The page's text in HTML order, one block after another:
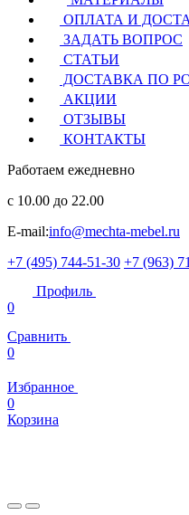
ОПЛАТА И
ЗАДАТЬ ВОПРОС
СТАТЬИ
ДОСТАВКА ПО
АКЦИИ
ОТЗЫВЫ
КОНТАКТЫ
Работаем ежедневно
с 10.00 до 22.00
E-mail:info@mechta-mebel.ru
+7 (495) 744-51-30 +7 (963)
Профиль
0
Сравнить
0
Избранное
0
Корзина